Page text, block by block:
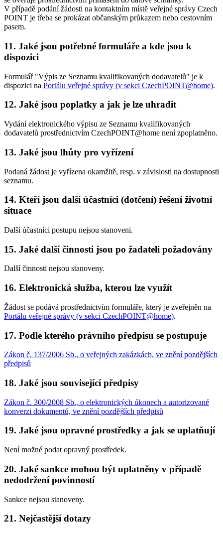
V případě podání žádosti na kontaktním místě veřejné správy Czech
POINT je třeba se prokázat občanským průkazem nebo cestovním
pasem.
11. Jaké jsou potřebné formuláře a kde jsou k
dispozici
Formulář "Výpis ze Seznamu kvalifikovaných dodavatelů" je k
dispozici na Portálu veřejné správy (v sekci CzechPOINT@home).
12. Jaké jsou poplatky a jak je lze uhradit
Vydání elektronického výpisu ze Seznamu kvalifikovaných
dodavatelů prostřednictvím CzechPOINT@home není zpoplatněno.
13. Jaké jsou lhůty pro vyřízení
Podaná žádost je vyřízena okamžitě, resp. v závislosti na dostupnosti
seznamu.
14. Kteří jsou další účastníci (dotčení) řešení životní
situace
Další účastníci postupu nejsou stanoveni.
15. Jaké další činnosti jsou po žadateli požadovány
Další činnosti nejsou stanoveny.
16. Elektronická služba, kterou lze využít
Žádost se podává prostřednictvím formuláře, který je zveřejněn na
Portálu veřejné správy (v sekci CzechPOINT@home).
17. Podle kterého právního předpisu se postupuje
Zákon č. 137/2006 Sb., o veřejných zakázkách, ve znění pozdějších
předpisů
18. Jaké jsou související předpisy
Zákon č. 300/2008 Sb., o elektronických úkonech a autorizované
konverzi dokumentů, ve znění pozdějších předpisů
19. Jaké jsou opravné prostředky a jak se uplatňují
Není možné podat opravný prostředek.
20. Jaké sankce mohou být uplatněny v případě
nedodržení povinností
Sankce nejsou stanoveny.
21. Nejčastější dotazy